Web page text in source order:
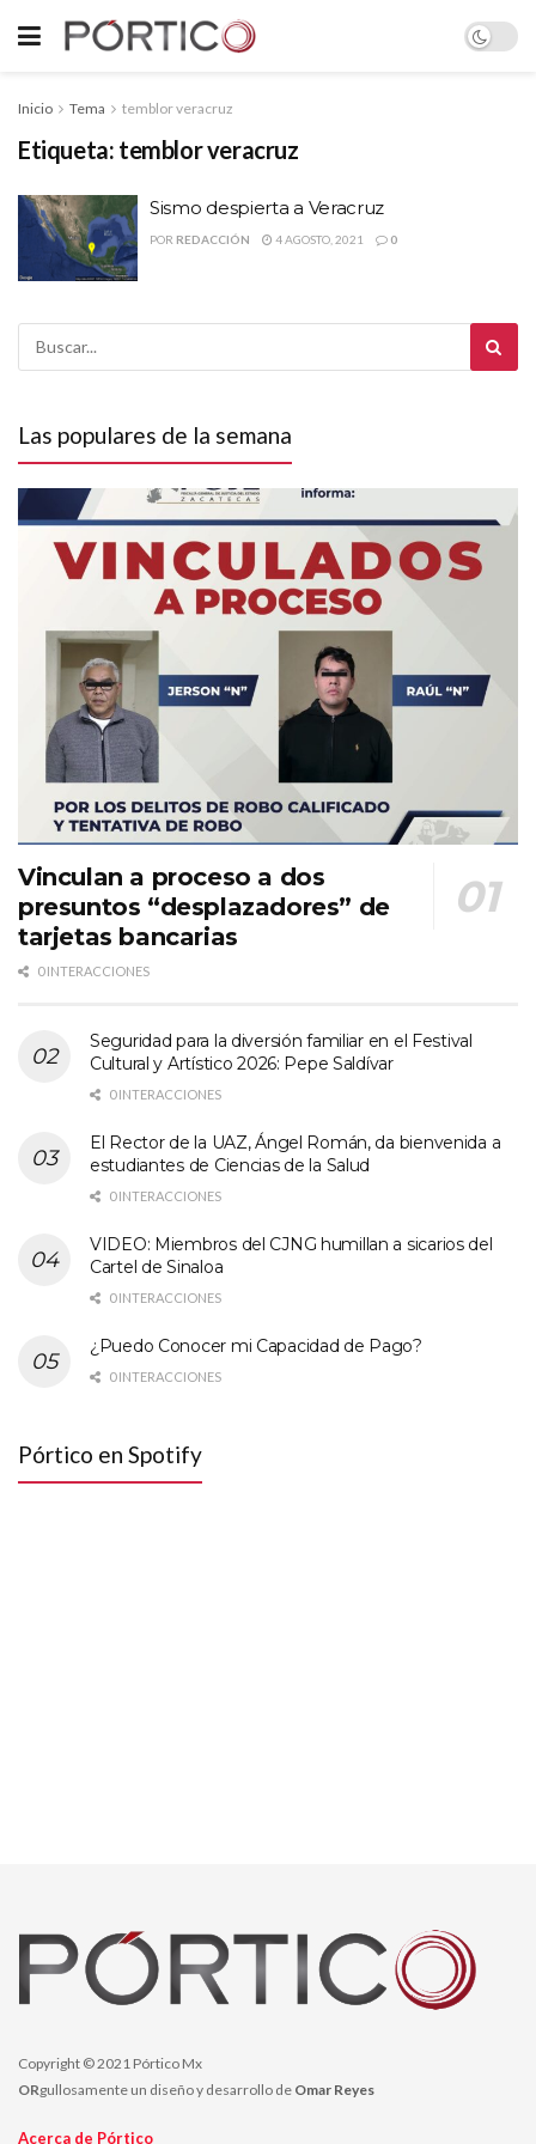
Inicio Tema temblor veracruz
Etiqueta: temblor veracruz
Sismo despierta a Veracruz
POR REDACCIÓN 4 AGOSTO, 2021 0
Las populares de la semana
Vinculan a proceso a dos
presuntos “desplazadores” de
tarjetas bancarias
0 INTERACCIONES
Seguridad para la diversión familiar en el Festival
Cultural y Artístico 2026: Pepe Saldívar
0 INTERACCIONES
El Rector de la UAZ, Ángel Román, da bienvenida a
estudiantes de Ciencias de la Salud
0 INTERACCIONES
VIDEO: Miembros del CJNG humillan a sicarios del
Cartel de Sinaloa
0 INTERACCIONES
¿Puedo Conocer mi Capacidad de Pago?
0 INTERACCIONES
Pórtico en Spotify
Copyright © 2021 Pórtico Mx
ORgullosamente un diseño y desarrollo de Omar Reyes
Acerca de Pórtico